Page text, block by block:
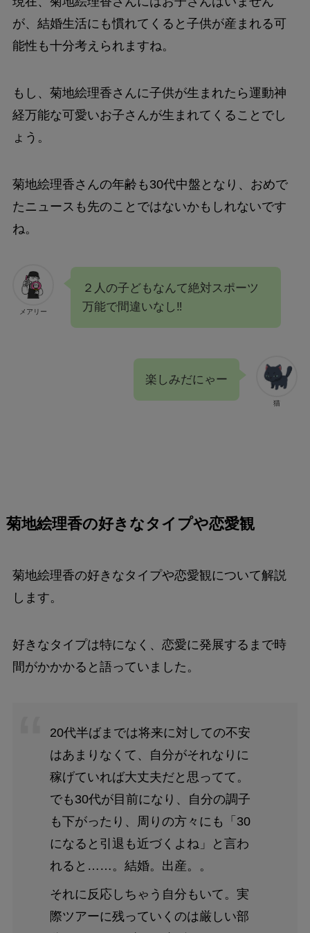
が、結婚生活にも慣れてくると子供が産まれる可
能性も十分考えられますね。
もし、菊地絵理香さんに子供が生まれたら運動神
経万能な可愛いお子さんが生まれてくることでし
ょう。
菊地絵理香さんの年齢も30代中盤となり、おめで
たニュースも先のことではないかもしれないです
ね。
メアリー
２人の子どもなんて絶対スポーツ
万能で間違いなし‼️
猫
楽しみだにゃー
菊地絵理香の好きなタイプや恋愛観
菊地絵理香の好きなタイプや恋愛観について解説
します。
好きなタイプは特になく、恋愛に発展するまで時
間がかかかると語っていました。
20代半ばまでは将来に対しての不安
はあまりなくて、自分がそれなりに
稼げていれば大丈夫だと思ってて。
でも30代が目前になり、自分の調子
も下がったり、周りの方々にも「30
になると引退も近づくよね」と言わ
れると……。結婚。出産。。
それに反応しちゃう自分もいて。実
際ツアーに残っていくのは厳しい部